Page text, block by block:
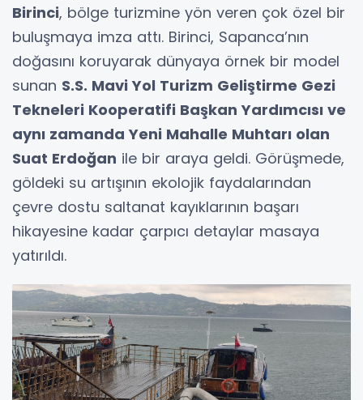
Birinci, bölge turizmine yön veren çok özel bir
buluşmaya imza attı. Birinci, Sapanca’nın
doğasını koruyarak dünyaya örnek bir model
sunan S.S. Mavi Yol Turizm Geliştirme Gezi
Tekneleri Kooperatifi Başkan Yardımcısı ve
aynı zamanda Yeni Mahalle Muhtarı olan
Suat Erdoğan ile bir araya geldi. Görüşmede,
göldeki su artışının ekolojik faydalarından
çevre dostu saltanat kayıklarının başarı
hikayesine kadar çarpıcı detaylar masaya
yatırıldı.